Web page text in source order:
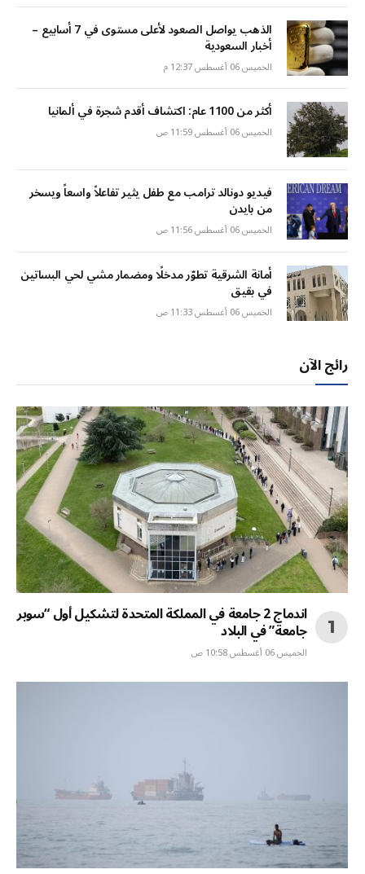
الذهب يواصل الصعود لأعلى مستوى في 7 أسابيع –
أخبار السعودية
الخميس 06 أغسطس 12:37 م
أكثر من 1100 عام: اكتشاف أقدم شجرة في ألمانيا
الخميس 06 أغسطس 11:59 ص
فيديو دونالد ترامب مع طفل يثير تفاعلاً واسعاً ويسخر
من بايدن
الخميس 06 أغسطس 11:56 ص
أمانة الشرقية تطوّر مدخلًا ومضمار مشي لحي البساتين
في بقيق
الخميس 06 أغسطس 11:33 ص
رائج الآن
اندماج 2 جامعة في المملكة المتحدة لتشكيل أول “سوبر
جامعة” في البلاد
الخميس 06 أغسطس 10:58 ص